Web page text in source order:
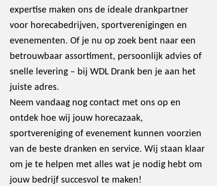
expertise maken ons de ideale drankpartner
voor horecabedrijven, sportverenigingen en
evenementen. Of je nu op zoek bent naar een
betrouwbaar assortiment, persoonlijk advies of
snelle levering – bij WDL Drank ben je aan het
juiste adres.
Neem vandaag nog contact met ons op en
ontdek hoe wij jouw horecazaak,
sportvereniging of evenement kunnen voorzien
van de beste dranken en service. Wij staan klaar
om je te helpen met alles wat je nodig hebt om
jouw bedrijf succesvol te maken!